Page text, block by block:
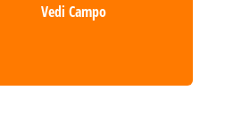
Vedi Campo